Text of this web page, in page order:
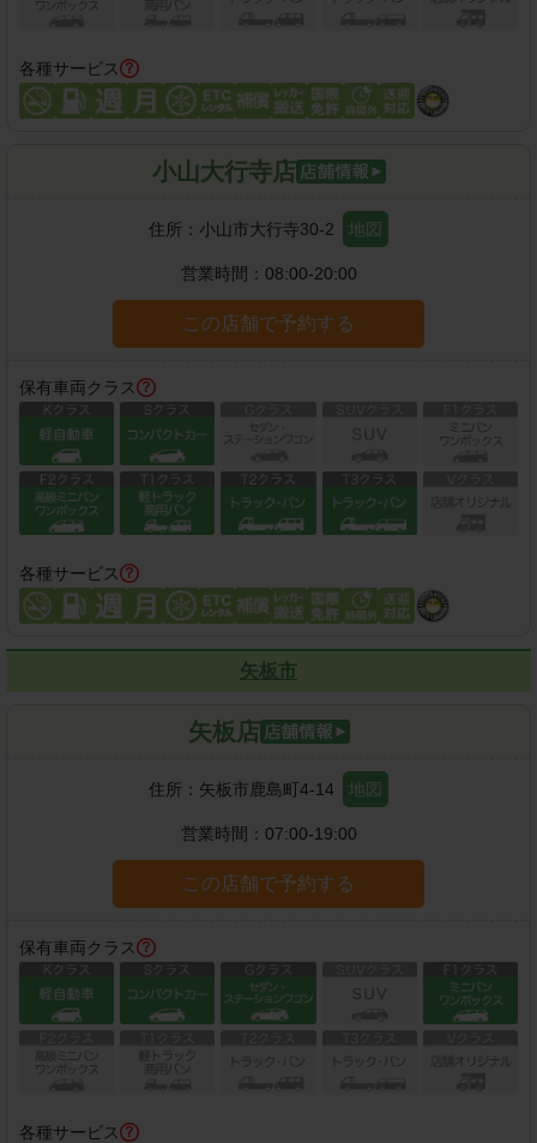
各種サービス
小山大行寺店
住所： 小山市大行寺30-2 地図
営業時間： 08:00-20:00
この店舗で予約する
保有車両クラス
各種サービス
矢板市
矢板店
住所： 矢板市鹿島町4-14 地図
営業時間： 07:00-19:00
この店舗で予約する
保有車両クラス
各種サービス